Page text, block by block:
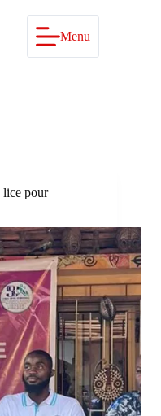
Menu
lice pour